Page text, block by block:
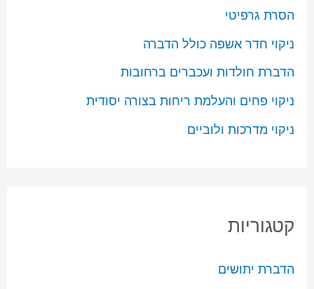
הסרת גרפיטי
ניקוי חדר אשפה כולל הדברה
הדברת חולדות ועכברים ברחובות
ניקוי פחים והעלמת ריחות בצורה יסודית
ניקוי מדרכות ולוביים
קטגוריות
הדברת יתושים